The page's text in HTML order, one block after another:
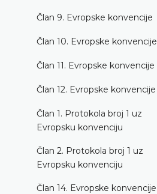
Član 9. Evropske konvencije
Član 10. Evropske konvencije
Član 11. Evropske konvencije
Član 12. Evropske konvencije
Član 1. Protokola broj 1 uz
Evropsku konvenciju
Član 2. Protokola broj 1 uz
Evropsku konvenciju
Član 14. Evropske konvencije